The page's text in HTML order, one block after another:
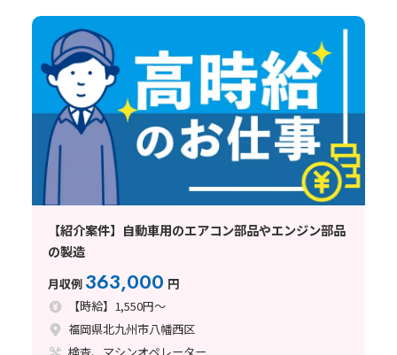
【紹介案件】自動車用のエアコン部品やエンジン部品
の製造
月収例 363,000 円
【時給】1,550円～
福岡県北九州市八幡西区